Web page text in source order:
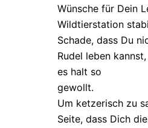
Wünsche für Dein
Wildtierstation
Schade, dass Du
Rudel leben
es halt so
gewollt.
Um ketzerisch zu
Seite, dass Dich die